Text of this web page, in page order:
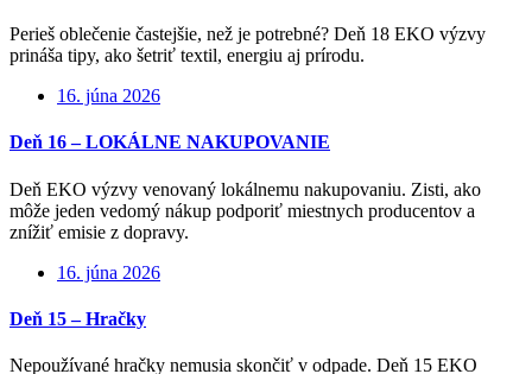
Perieš oblečenie častejšie, než je potrebné? Deň 18 EKO výzvy
prináša tipy, ako šetriť textil, energiu aj prírodu.
16. júna 2026
Deň 16 – LOKÁLNE NAKUPOVANIE
Deň EKO výzvy venovaný lokálnemu nakupovaniu. Zisti, ako
môže jeden vedomý nákup podporiť miestnych producentov a
znížiť emisie z dopravy.
16. júna 2026
Deň 15 – Hračky
Nepoužívané hračky nemusia skončiť v odpade. Deň 15 EKO